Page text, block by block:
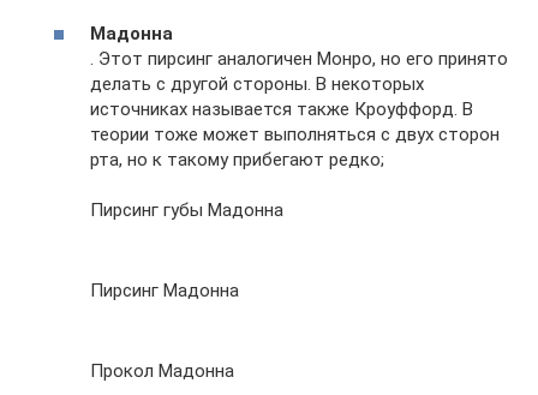
Мадонна
. Этот пирсинг аналогичен Монро, но его принято
делать с другой стороны. В некоторых
источниках называется также Кроуффорд. В
теории тоже может выполняться с двух сторон
рта, но к такому прибегают редко;
Пирсинг губы Мадонна
Пирсинг Мадонна
Прокол Мадонна